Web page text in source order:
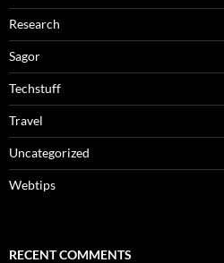
Research
Sagor
Techstuff
Travel
Uncategorized
Webtips
RECENT COMMENTS